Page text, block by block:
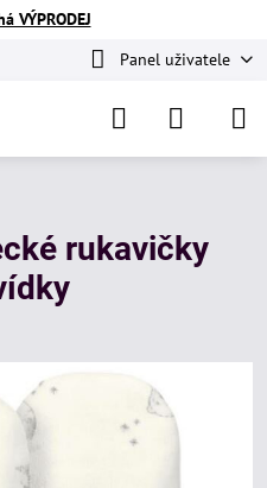
VÝPRODEJ
Panel uživatele
rukavičky